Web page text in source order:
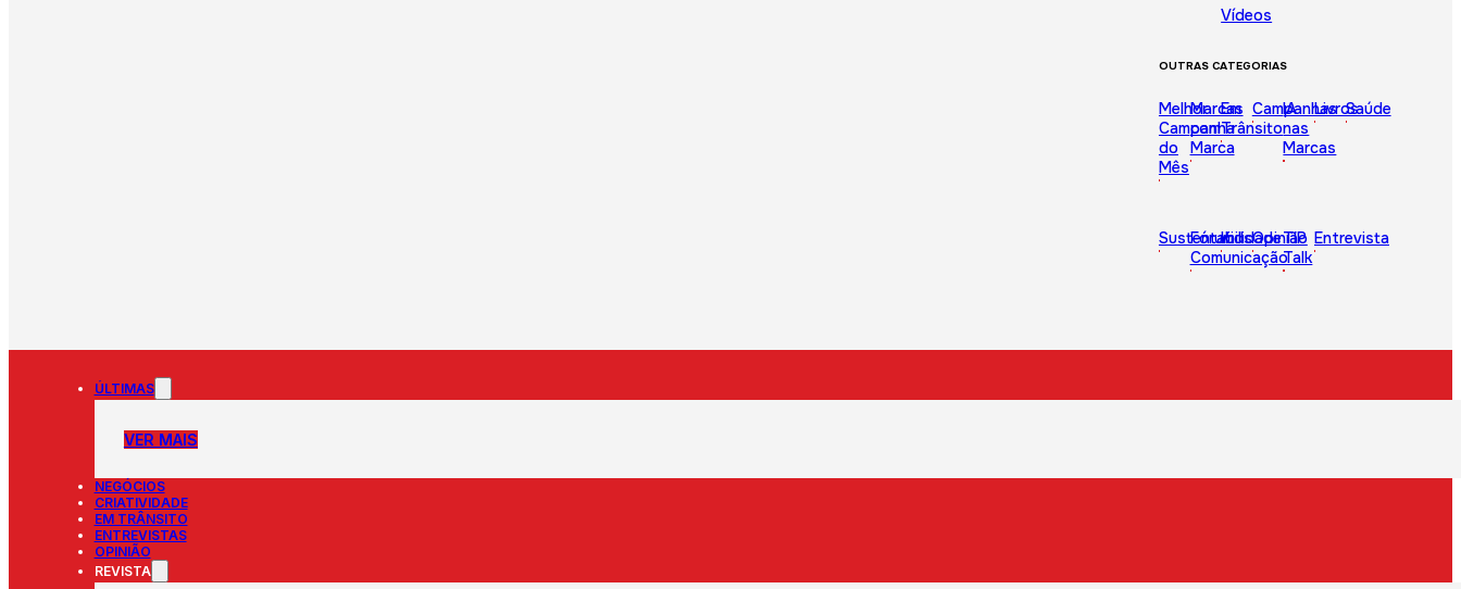
Vídeos
OUTRAS CATEGORIAS
Melhor
Campanha
do
Mês
Marcas
com
Marca
Em
Trânsito
Campanhas
IA
nas
Marcas
LivrosSaúde
Sustentabilidade
Fórum
Comunicação
KidsOpinião
TIP
Talk
Entrevista
ÚLTIMAS
VER MAIS
NEGÓCIOS
CRIATIVIDADE
EM TRÂNSITO
ENTREVISTAS
OPINIÃO
REVISTA